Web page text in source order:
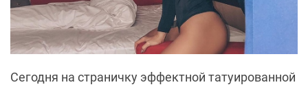
Сегодня на страничку эффектной татуированной